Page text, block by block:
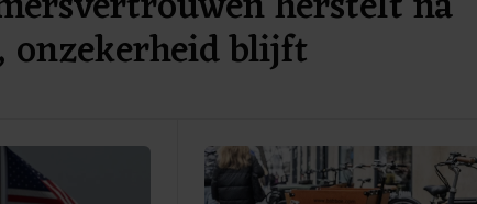
onzekerheid blijft